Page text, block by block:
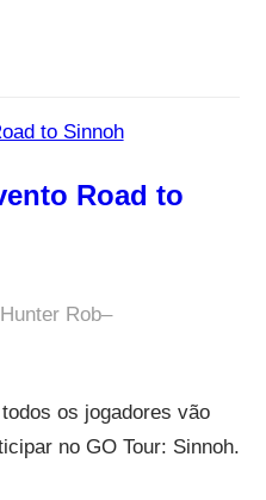
Road to
Rob–
os jogadores vão
no GO Tour: Sinnoh.